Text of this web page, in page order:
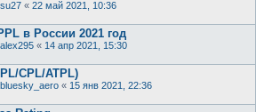
su27 « 22 май 2021, 10:36
в России 2021 год
alex295 « 14 апр 2021, 15:30
CPL/ATPL)
bluesky_aero « 15 янв 2021, 22:36